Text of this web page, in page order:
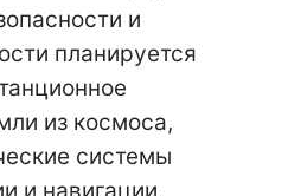
и
планируется
из космоса,
системы